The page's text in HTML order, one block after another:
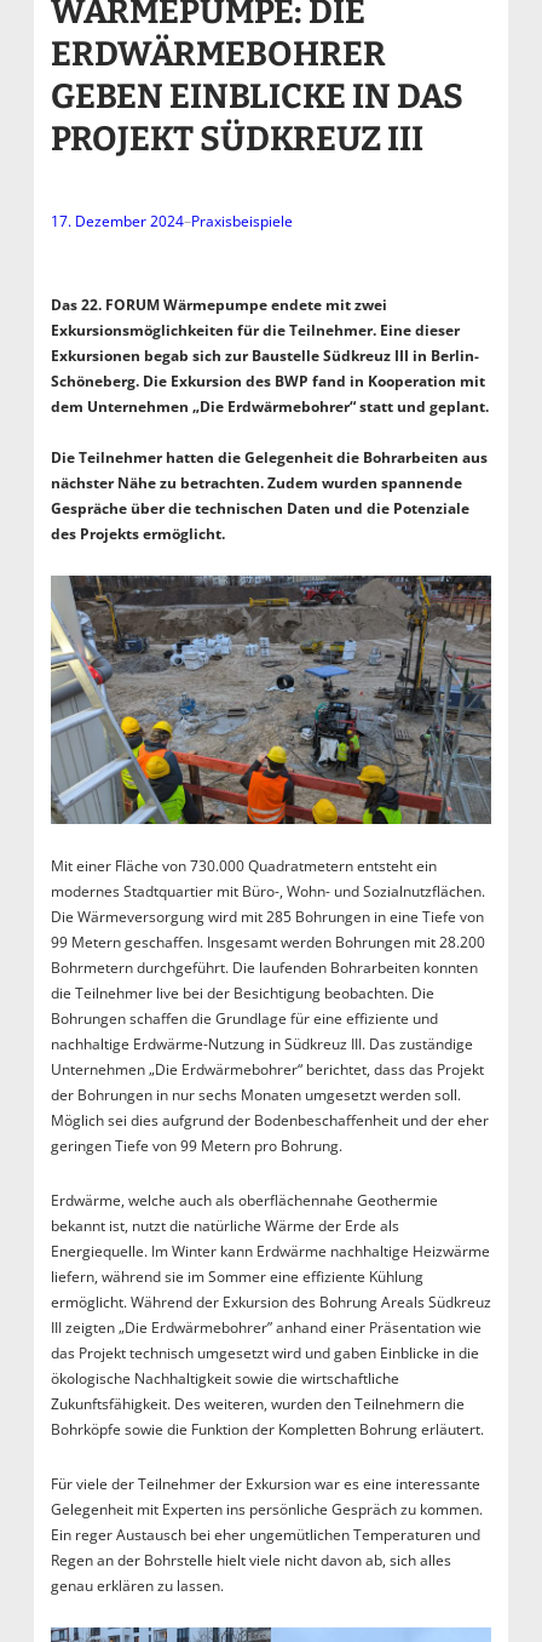
WÄRMEPUMPE: DIE
ERDWÄRMEBOHRER
GEBEN EINBLICKE IN DAS
PROJEKT SÜDKREUZ III
17. Dezember 2024–Praxisbeispiele
Das 22. FORUM Wärmepumpe endete mit zwei
Exkursionsmöglichkeiten für die Teilnehmer. Eine dieser
Exkursionen begab sich zur Baustelle Südkreuz III in Berlin-
Schöneberg. Die Exkursion des BWP fand in Kooperation mit
dem Unternehmen „Die Erdwärmebohrer“ statt und geplant.
Die Teilnehmer hatten die Gelegenheit die Bohrarbeiten aus
nächster Nähe zu betrachten. Zudem wurden spannende
Gespräche über die technischen Daten und die Potenziale
des Projekts ermöglicht.
Mit einer Fläche von 730.000 Quadratmetern entsteht ein
modernes Stadtquartier mit Büro-, Wohn- und Sozialnutzflächen.
Die Wärmeversorgung wird mit 285 Bohrungen in eine Tiefe von
99 Metern geschaffen. Insgesamt werden Bohrungen mit 28.200
Bohrmetern durchgeführt. Die laufenden Bohrarbeiten konnten
die Teilnehmer live bei der Besichtigung beobachten. Die
Bohrungen schaffen die Grundlage für eine effiziente und
nachhaltige Erdwärme-Nutzung in Südkreuz III. Das zuständige
Unternehmen „Die Erdwärmebohrer“ berichtet, dass das Projekt
der Bohrungen in nur sechs Monaten umgesetzt werden soll.
Möglich sei dies aufgrund der Bodenbeschaffenheit und der eher
geringen Tiefe von 99 Metern pro Bohrung.
Erdwärme, welche auch als oberflächennahe Geothermie
bekannt ist, nutzt die natürliche Wärme der Erde als
Energiequelle. Im Winter kann Erdwärme nachhaltige Heizwärme
liefern, während sie im Sommer eine effiziente Kühlung
ermöglicht. Während der Exkursion des Bohrung Areals Südkreuz
III zeigten „Die Erdwärmebohrer” anhand einer Präsentation wie
das Projekt technisch umgesetzt wird und gaben Einblicke in die
ökologische Nachhaltigkeit sowie die wirtschaftliche
Zukunftsfähigkeit. Des weiteren, wurden den Teilnehmern die
Bohrköpfe sowie die Funktion der Kompletten Bohrung erläutert.
Für viele der Teilnehmer der Exkursion war es eine interessante
Gelegenheit mit Experten ins persönliche Gespräch zu kommen.
Ein reger Austausch bei eher ungemütlichen Temperaturen und
Regen an der Bohrstelle hielt viele nicht davon ab, sich alles
genau erklären zu lassen.